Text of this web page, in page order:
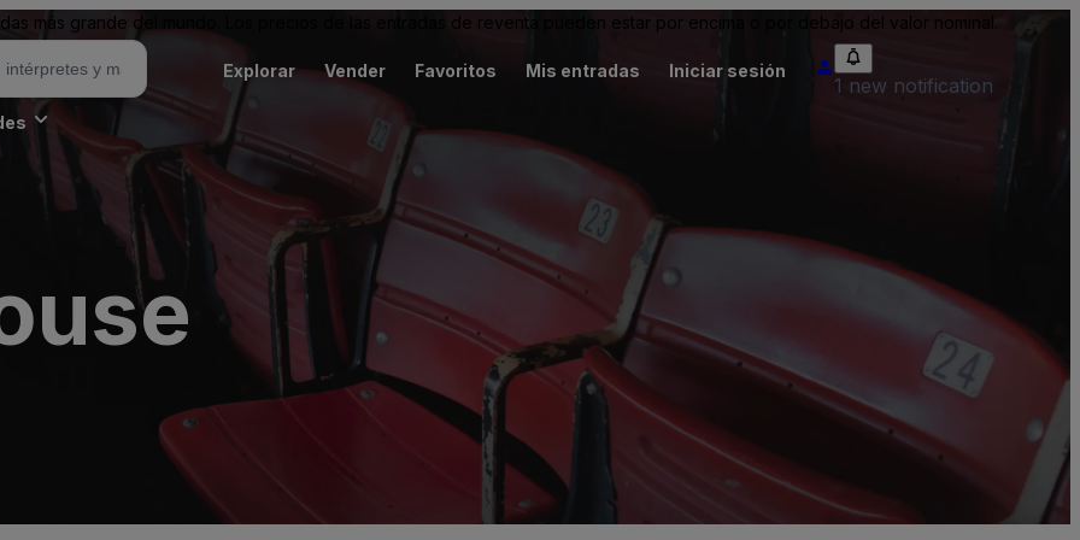
más grande del mundo. Los precios de las entradas de reventa pueden estar por encima o por debajo del valor nominal.
Explorar Vender Favoritos Mis entradas Iniciar sesión
1 new notification